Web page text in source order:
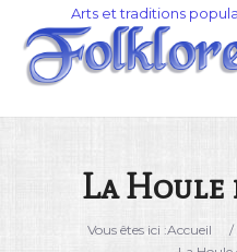
Catégorie
La Houle
Vous êtes ici :Accueil /